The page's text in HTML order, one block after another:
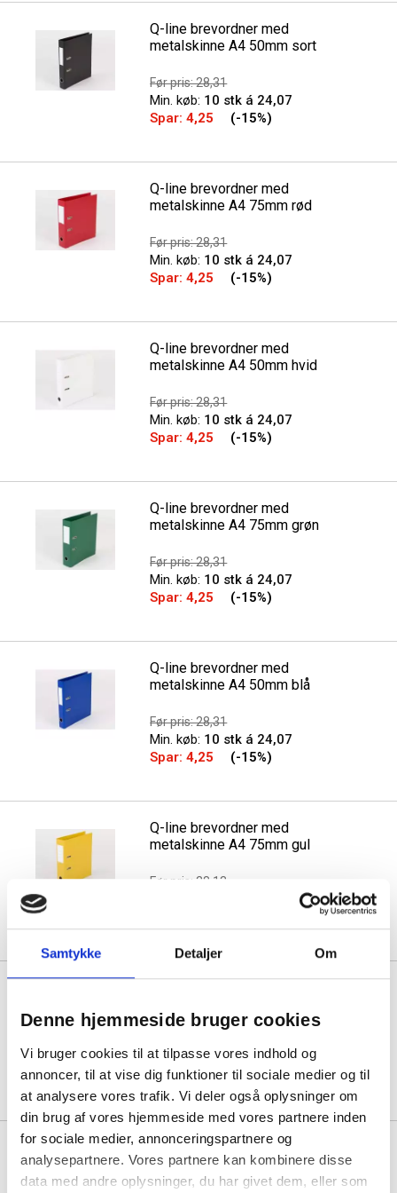
Samtykke Detaljer Om
Denne hjemmeside bruger cookies
Vi bruger cookies til at tilpasse vores indhold og
annoncer, til at vise dig funktioner til sociale medier og til
at analysere vores trafik. Vi deler også oplysninger om
din brug af vores hjemmeside med vores partnere inden
for sociale medier, annonceringspartnere og
analysepartnere. Vores partnere kan kombinere disse
data med andre oplysninger, du har givet dem, eller som
Q-line brevordner med
metalskinne A4 50mm sort
Før pris: 28,31
Min. køb: 10 stk á 24,07
Spar:4,25 (-15%)
Q-line brevordner med
metalskinne A4 75mm rød
Før pris: 28,31
Min. køb: 10 stk á 24,07
Spar:4,25 (-15%)
Q-line brevordner med
metalskinne A4 50mm hvid
Før pris: 28,31
Min. køb: 10 stk á 24,07
Spar:4,25 (-15%)
Q-line brevordner med
metalskinne A4 75mm grøn
Før pris: 28,31
Min. køb: 10 stk á 24,07
Spar:4,25 (-15%)
Q-line brevordner med
metalskinne A4 50mm blå
Før pris: 28,31
Min. køb: 10 stk á 24,07
Spar:4,25 (-15%)
Q-line brevordner med
metalskinne A4 75mm gul
Før pris: 28,13
Min. køb:10 stk á 24,07
Spar:4,25 (-15%)
Q-line brevordner med
metalskinne A4 50mm grå